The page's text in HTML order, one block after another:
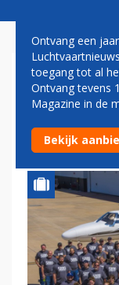
CESSNA
AF
Ontvang een
toegang tot al
Ontvang tevens
Magazine in de
Bekijk